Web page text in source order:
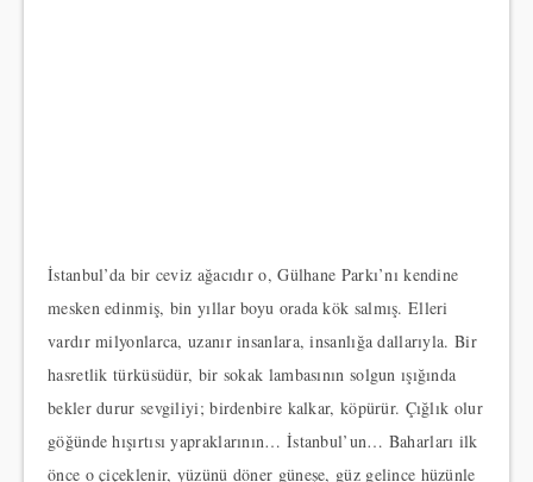
İstanbul’da bir ceviz ağacıdır o, Gülhane Parkı’nı kendine
mesken edinmiş, bin yıllar boyu orada kök salmış. Elleri
vardır milyonlarca, uzanır insanlara, insanlığa dallarıyla. Bir
hasretlik türküsüdür, bir sokak lambasının solgun ışığında
bekler durur sevgiliyi; birdenbire kalkar, köpürür. Çığlık olur
göğünde hışırtısı yapraklarının… İstanbul’un… Baharları ilk
önce o çiçeklenir, yüzünü döner güneşe, güz gelince hüzünle